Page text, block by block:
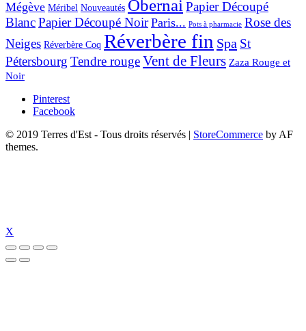
Mégève Méribel Nouveautés ObernaiPapier Découpé
BlancPapier Découpé Noir Paris... Pots à pharmacie Rose des
Neiges Réverbère Coq Réverbère fin Spa St
Pétersbourg Tendre rougeVent de Fleurs Zaza Rouge et
Noir
Pinterest
Facebook
© 2019 Terres d'Est - Tous droits réservés
StoreCommerce by AF
themes.
X